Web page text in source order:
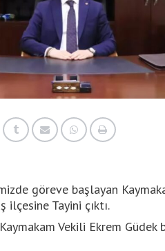
göreve başlayan
ilçesine Tayini çıktı.
Vekili Ekrem Güdek
2 3 4 5